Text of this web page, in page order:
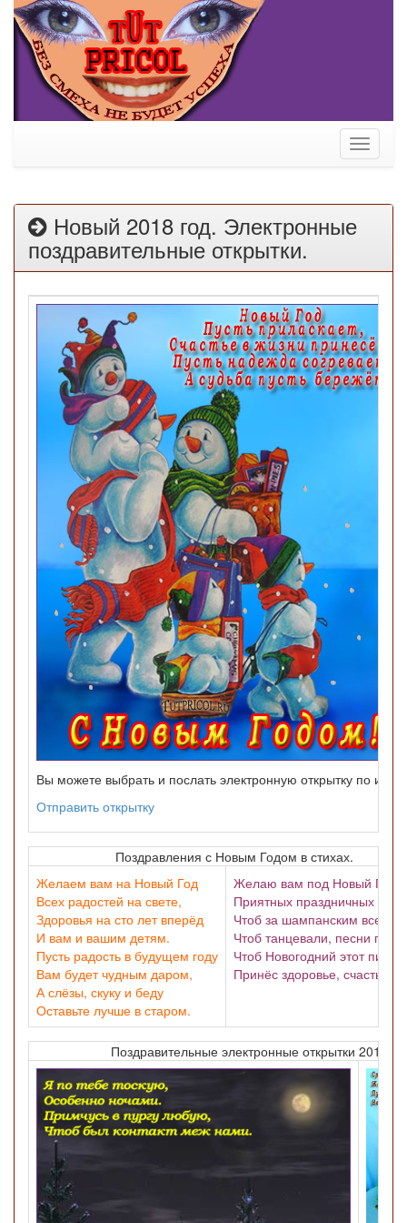
Toggle
Новый 2018 год. Электронные
поздравительные открытки.
Вы можете выбрать и послать электронную открытку по
Отправить открытку
Поздравления с Новым Годом в стихах.
Желаем вам на Новый Год
Всех радостей на свете,
Здоровья на сто лет вперёд
И вам и вашим детям.
Пусть радость в будущем году
Вам будет чудным даром,
А слёзы, скуку и беду
Оставьте лучше в старом.
Желаю вам под Новый Год
Приятных праздничных
Чтоб за шампанским все
Чтоб танцевали, песни пели
Чтоб Новогодний этот пир
Принёс здоровье, счастье,
Поздравительные электронные открытки 2018